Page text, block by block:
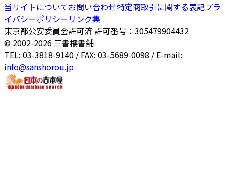
当サイトについてお問い合わせ特定商取引に関する表記プラ
イバシーポリシー リンク集
東京都公安委員会許可済 許可番号：305479904432
© 2002-2026 三書樓書舗
TEL: 03-3818-9140 / FAX: 03-5689-0098 / E-mail:
info@sanshorou.jp